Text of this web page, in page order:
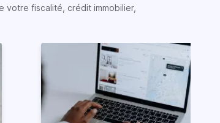
votre fiscalité, crédit immobilier,